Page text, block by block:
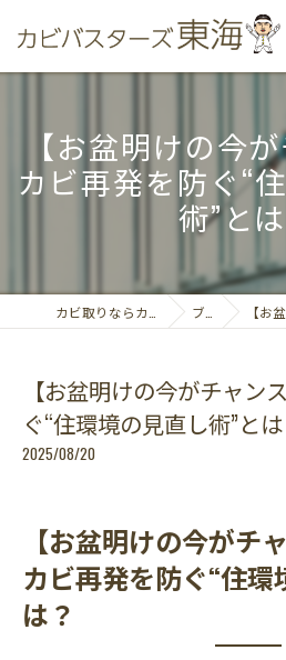
【お盆明けの今
カビ再発を防ぐ“
術”と
ブログ 【お盆明
【お盆明けの今がチャン
ぐ“住環境の見直し術”とは
2025/08/20
【お盆明けの今がチ
カビ再発を防ぐ“住環
は？